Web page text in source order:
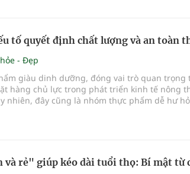
tố quyết định chất lượng và an toàn
- Đẹp
giàu dinh dưỡng, đóng vai trò quan trọng
hàng chủ lực trong phát triển kinh tế nông
nhiên, đây cũng là nhóm thực phẩm dễ hư
và rẻ" giúp kéo dài tuổi thọ: Bí mật từ